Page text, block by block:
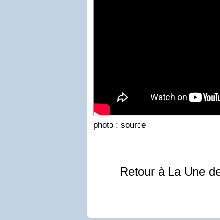
photo : source
Retour à La Une